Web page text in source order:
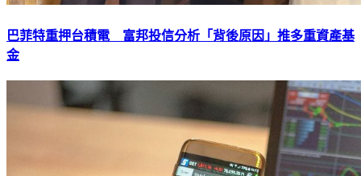
巴菲特重押台積電 富邦投信分析「背後原因」推多重資產基
金